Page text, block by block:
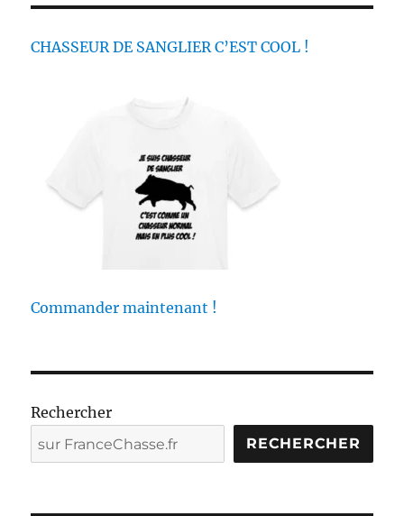
CHASSEUR DE SANGLIER C’EST COOL !
Commander maintenant !
Rechercher
RECHERCHER